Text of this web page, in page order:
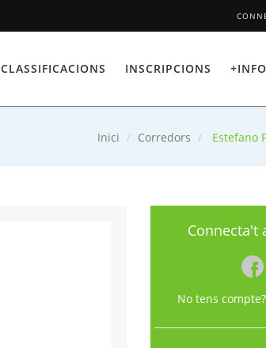
CLASSIFICACIONS INSCRIPCIONS +INFO
Inici Corredors Estefano
Connecta't
No tens